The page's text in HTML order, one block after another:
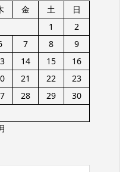
金 土
日
1
2
7 8
9
14 15
16
21 22
23
28 29
30